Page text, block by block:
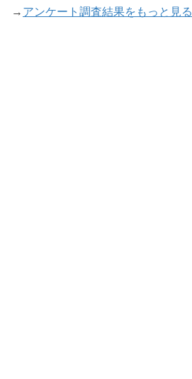
→ アンケート調査結果をもっと見る